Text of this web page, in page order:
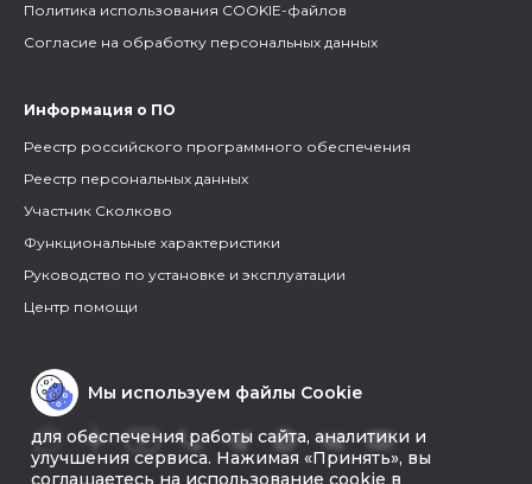
Политика использования COOKIE-файлов
Согласие на обработку персональных данных
Информация о ПО
Реестр российского программного обеспечения
Реестр персональных данных
Участник Сколково
Функциональные характеристики
Руководство по установке и эксплуатации
Центр помощи
Мы используем файлы Cookie
для обеспечения работы сайта, аналитики и
улучшения сервиса. Нажимая «Принять», вы
соглашаетесь на использование cookie в